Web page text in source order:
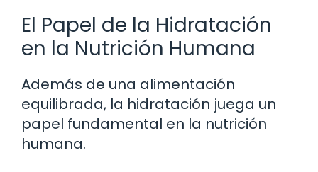
El Papel de la Hidratación
en la Nutrición Humana
Además de una alimentación
equilibrada, la hidratación juega un
papel fundamental en la nutrición
humana.